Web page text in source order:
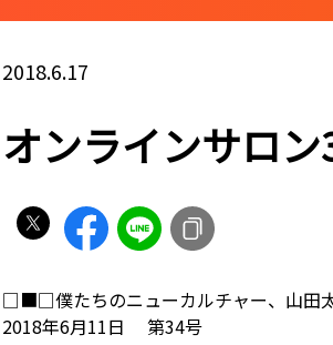
2018.6.17
オンラインサロ
□■□僕たちのニューカルチャー、山
2018年6月11日 第34号